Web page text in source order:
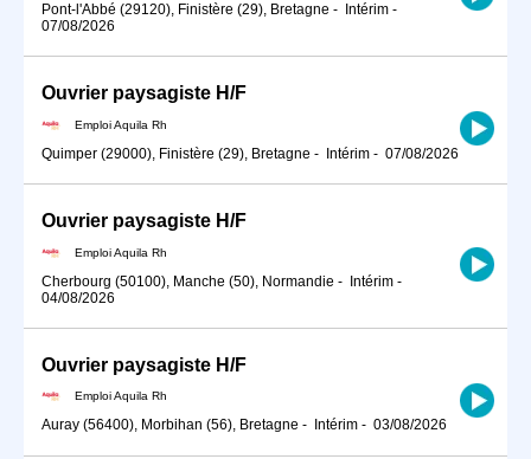
Pont-l'Abbé (29120), Finistère (29), Bretagne - Intérim -
07/08/2026
Ouvrier paysagiste H/F
Emploi Aquila Rh
Quimper (29000), Finistère (29), Bretagne - Intérim - 07/08/2026
Ouvrier paysagiste H/F
Emploi Aquila Rh
Cherbourg (50100), Manche (50), Normandie - Intérim -
04/08/2026
Ouvrier paysagiste H/F
Emploi Aquila Rh
Auray (56400), Morbihan (56), Bretagne - Intérim - 03/08/2026